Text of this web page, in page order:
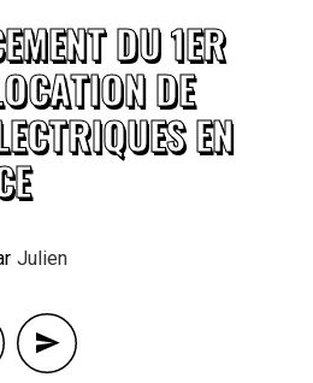
VIDÉO
DU 1ER
DE
EN
Julien